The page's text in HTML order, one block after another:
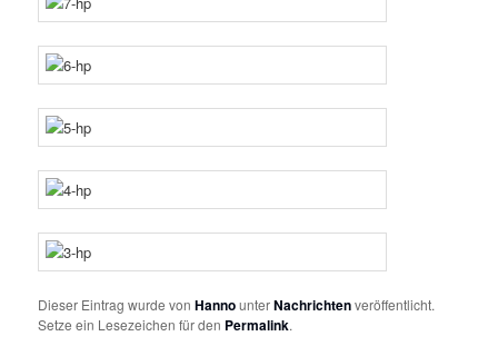
Dieser Eintrag wurde vonHannounterNachrichtenveröffentlicht.
Setze ein Lesezeichen für den Permalink.